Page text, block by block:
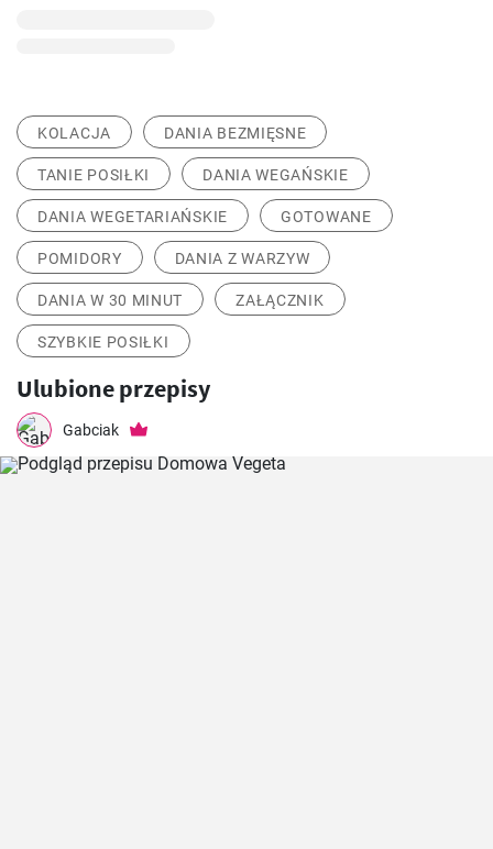
KOLACJA DANIA BEZMIĘSNE
TANIE POSIŁKI DANIA WEGAŃSKIE
DANIA WEGETARIAŃSKIE GOTOWANE
POMIDORY DANIA Z WARZYW
DANIA W 30 MINUT ZAŁĄCZNIK
SZYBKIE POSIŁKI
Ulubione przepisy
Gabciak